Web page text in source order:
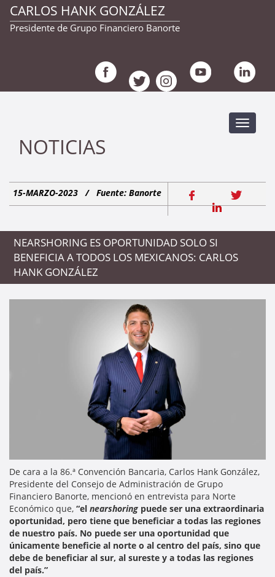
CARLOS HANK GONZÁLEZ
Presidente de Grupo Financiero Banorte
NOTICIAS
15-MARZO-2023 / Fuente: Banorte
NEARSHORING ES OPORTUNIDAD SOLO SI
BENEFICIA A TODOS LOS MEXICANOS: CARLOS
HANK GONZÁLEZ
De cara a la 86.ª Convención Bancaria, Carlos Hank González,
Presidente del Consejo de Administración de Grupo
Financiero Banorte, mencionó en entrevista para Norte
Económico que, “el nearshoring puede ser una extraordinaria
oportunidad, pero tiene que beneficiar a todas las regiones
de nuestro país. No puede ser una oportunidad que
únicamente beneficie al norte o al centro del país, sino que
debe de beneficiar al sur, al sureste y a todas las regiones
del país.”